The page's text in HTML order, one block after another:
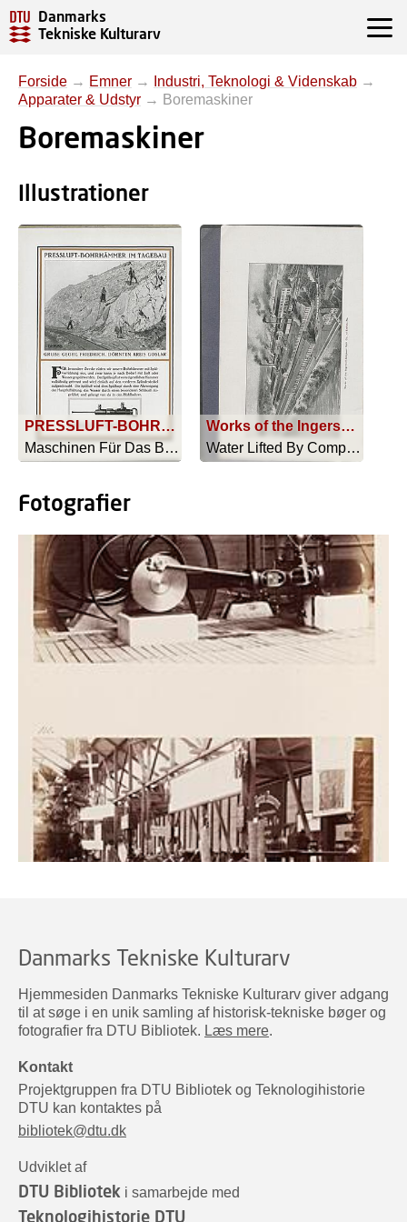
Danmarks
Tekniske Kulturarv
Forside → Emner → Industri, Teknologi & Videnskab →
Apparater & Udstyr → Boremaskiner
Boremaskiner
Illustrationer
PRESSLUFT-BOHRHÄMMER IM TAGEBAU GRUBE GEORG FRIEDRICH, DÖRNTEN KREIS GOSLAR
Maschinen Für Das Bergwerk - 1915
Works of the Ingersoll-Sergeant Drill Co., at Easton, Pa
Water Lifted By Compressed Air - 1905
Fotografier
Danmarks Tekniske Kulturarv
Hjemmesiden Danmarks Tekniske Kulturarv giver adgang
til at søge i en unik samling af historisk-tekniske bøger og
fotografier fra DTU Bibliotek. Læs mere.
Kontakt
Projektgruppen fra DTU Bibliotek og Teknologihistorie
DTU kan kontaktes på
bibliotek@dtu.dk
Udviklet af
DTU Bibliotek i samarbejde med
Teknologihistorie DTU